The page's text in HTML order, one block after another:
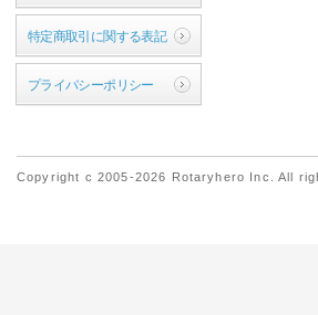
特定商取引に関する表記
プライバシーポリシー
Copyright c 2005-2026 Rotaryhero Inc. All